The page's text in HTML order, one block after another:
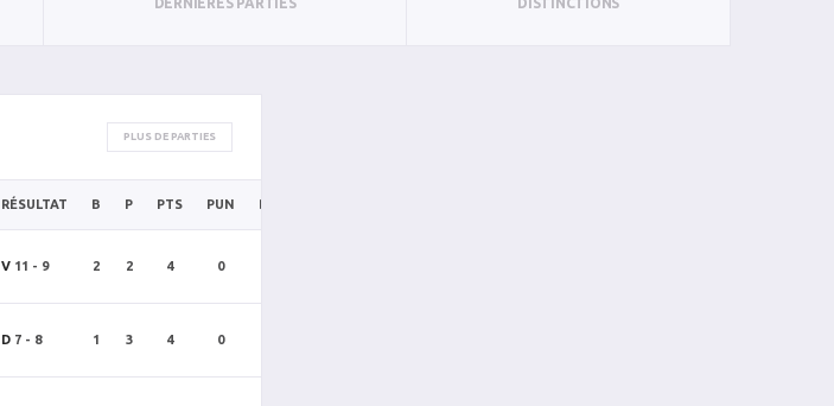
PLUS DE PARTIES
RÉSULTAT B P PTS PUN BAN
V 11 - 9 2 2 4 0
D 7 - 8 1 3 4 0